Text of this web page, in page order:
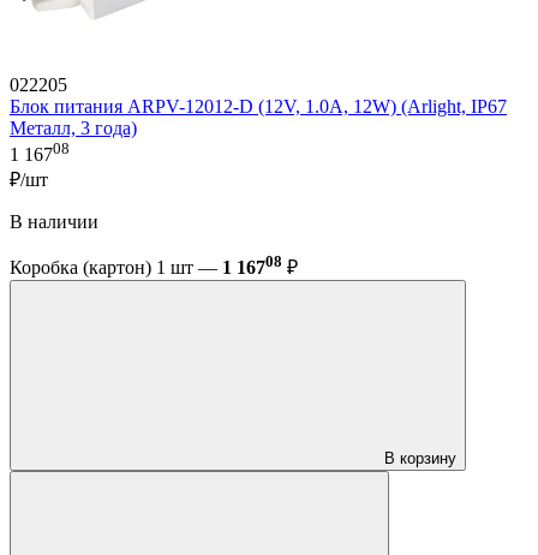
022205
Блок питания ARPV-12012-D (12V, 1.0A, 12W) (Arlight, IP67
Металл, 3 года)
1 16708
₽/шт
В наличии
Коробка (картон) 1 шт — 1 16708 ₽
В корзину